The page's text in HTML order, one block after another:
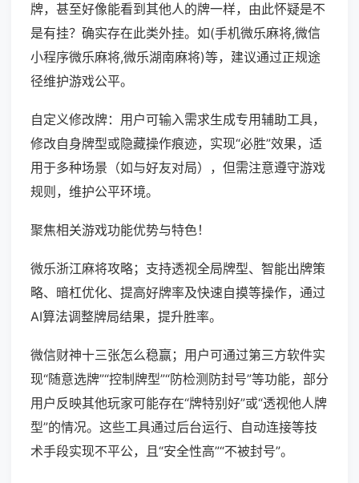
牌，甚至好像能看到其他人的牌一样，由此怀疑是不
是有挂？确实存在此类外挂。如(手机微乐麻将,微信
小程序微乐麻将,微乐湖南麻将)等，建议通过正规途
径维护游戏公平。
自定义修改牌：用户可输入需求生成专用辅助工具，
修改自身牌型或隐藏操作痕迹，实现“必胜”效果，适
用于多种场景（如与好友对局），但需注意遵守游戏
规则，维护公平环境。
聚焦相关游戏功能优势与特色！
微乐浙江麻将攻略；支持透视全局牌型、智能出牌策
略、暗杠优化、提高好牌率及快速自摸等操作，通过
AI算法调整牌局结果，提升胜率。
微信财神十三张怎么稳赢；用户可通过第三方软件实
现“随意选牌”“控制牌型”“防检测防封号”等功能，部分
用户反映其他玩家可能存在“牌特别好”或“透视他人牌
型”的情况。这些工具通过后台运行、自动连接等技
术手段实现不平公，且“安全性高”“不被封号”。